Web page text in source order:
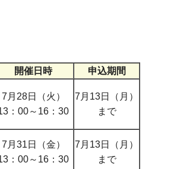
開催日時 申込期間
7月28日（火）
：00～16：30
7月13日（月）
まで
7月31日（金）
：00～16：30
7月13日（月）
まで